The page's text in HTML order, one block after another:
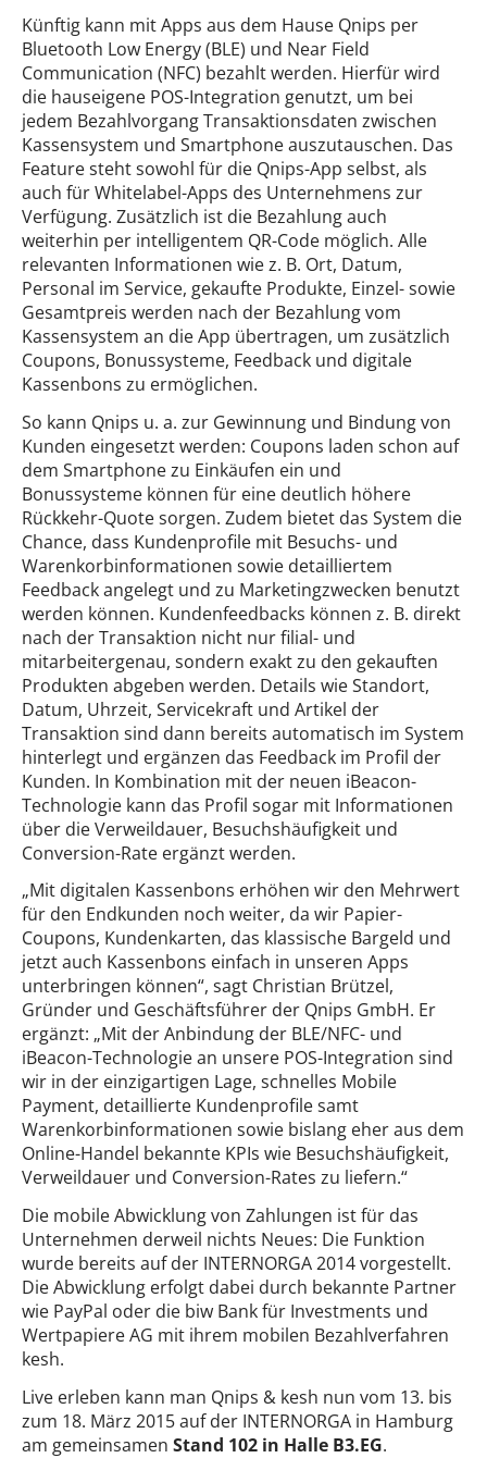
Künftig kann mit Apps aus dem Hause Qnips per
Bluetooth Low Energy (BLE) und Near Field
Communication (NFC) bezahlt werden. Hierfür wird
die hauseigene POS-Integration genutzt, um bei
jedem Bezahlvorgang Transaktionsdaten zwischen
Kassensystem und Smartphone auszutauschen. Das
Feature steht sowohl für die Qnips-App selbst, als
auch für Whitelabel-Apps des Unternehmens zur
Verfügung. Zusätzlich ist die Bezahlung auch
weiterhin per intelligentem QR-Code möglich. Alle
relevanten Informationen wie z. B. Ort, Datum,
Personal im Service, gekaufte Produkte, Einzel- sowie
Gesamtpreis werden nach der Bezahlung vom
Kassensystem an die App übertragen, um zusätzlich
Coupons, Bonussysteme, Feedback und digitale
Kassenbons zu ermöglichen.
So kann Qnips u. a. zur Gewinnung und Bindung von
Kunden eingesetzt werden: Coupons laden schon auf
dem Smartphone zu Einkäufen ein und
Bonussysteme können für eine deutlich höhere
Rückkehr-Quote sorgen. Zudem bietet das System die
Chance, dass Kundenprofile mit Besuchs- und
Warenkorbinformationen sowie detailliertem
Feedback angelegt und zu Marketingzwecken benutzt
werden können. Kundenfeedbacks können z. B. direkt
nach der Transaktion nicht nur filial- und
mitarbeitergenau, sondern exakt zu den gekauften
Produkten abgeben werden. Details wie Standort,
Datum, Uhrzeit, Servicekraft und Artikel der
Transaktion sind dann bereits automatisch im System
hinterlegt und ergänzen das Feedback im Profil der
Kunden. In Kombination mit der neuen iBeacon-
Technologie kann das Profil sogar mit Informationen
über die Verweildauer, Besuchshäufigkeit und
Conversion-Rate ergänzt werden.
„Mit digitalen Kassenbons erhöhen wir den Mehrwert
für den Endkunden noch weiter, da wir Papier-
Coupons, Kundenkarten, das klassische Bargeld und
jetzt auch Kassenbons einfach in unseren Apps
unterbringen können“, sagt Christian Brützel,
Gründer und Geschäftsführer der Qnips GmbH. Er
ergänzt: „Mit der Anbindung der BLE/NFC- und
iBeacon-Technologie an unsere POS-Integration sind
wir in der einzigartigen Lage, schnelles Mobile
Payment, detaillierte Kundenprofile samt
Warenkorbinformationen sowie bislang eher aus dem
Online-Handel bekannte KPIs wie Besuchshäufigkeit,
Verweildauer und Conversion-Rates zu liefern.“
Die mobile Abwicklung von Zahlungen ist für das
Unternehmen derweil nichts Neues: Die Funktion
wurde bereits auf der INTERNORGA 2014 vorgestellt.
Die Abwicklung erfolgt dabei durch bekannte Partner
wie PayPal oder die biw Bank für Investments und
Wertpapiere AG mit ihrem mobilen Bezahlverfahren
kesh.
Live erleben kann man Qnips & kesh nun vom 13. bis
zum 18. März 2015 auf der INTERNORGA in Hamburg
am gemeinsamen Stand 102 in Halle B3.EG.